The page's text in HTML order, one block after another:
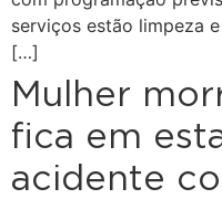
serviços estão limpeza
[…]
Mulher
fica em
acidente